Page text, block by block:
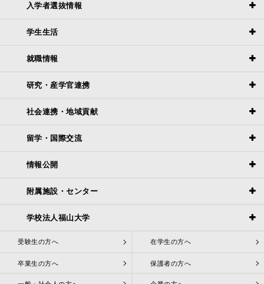
入学者選抜情報
学生生活
就職情報
研究・産学官連携
社会連携・地域貢献
留学・国際交流
情報公開
附属施設・センター
学校法人福山大学
受験生の方へ 在学生の方へ
卒業生の方へ 保護者の方へ